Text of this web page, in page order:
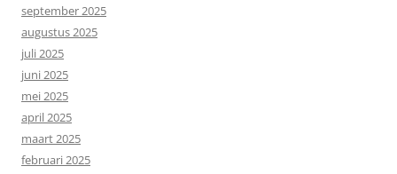
september 2025
augustus 2025
juli 2025
juni 2025
mei 2025
april 2025
maart 2025
februari 2025